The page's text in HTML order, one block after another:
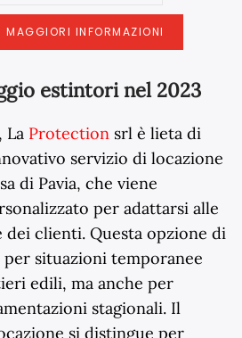
MAGGIORI INFORMAZIONI
estintori nel 2023
La Protection srl è lieta di
servizio di locazione
di Pavia, che viene
per adattarsi alle
dei clienti. Questa opzione di
situazioni temporanee
edili, ma anche per
stagionali. Il
si distingue per